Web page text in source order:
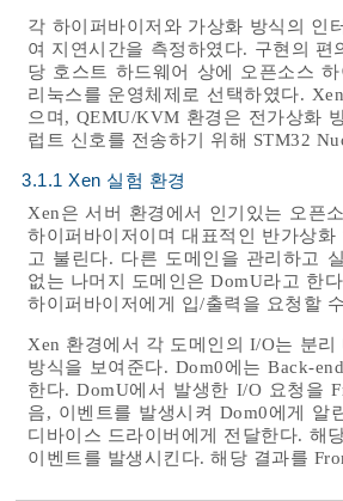
각 하이퍼바이저와 가상화 방식의 인
여 지연시간을 측정하였다. 구현의
당 호스트 하드웨어 상에 오픈소스
리눅스를 운영체제로 선택하였다.
으며, QEMU/KVM 환경은 전가상화
럽트 신호를 전송하기 위해 STM32
3.1.1 Xen 실험 환경
Xen은 서버 환경에서 인기있는 오픈
하이퍼바이저이며 대표적인 반가상
고 불린다. 다른 도메인을 관리하고
없는 나머지 도메인은 DomU라고 한
하이퍼바이저에게 입/출력을 요청할
Xen 환경에서 각 도메인의 I/O는 분
방식을 보여준다. Dom0에는 Back-
한다. DomU에서 발생한 I/O 요청을
음, 이벤트를 발생시켜 Dom0에게
디바이스 드라이버에게 전달한다. 해
이벤트를 발생시킨다. 해당 결과를